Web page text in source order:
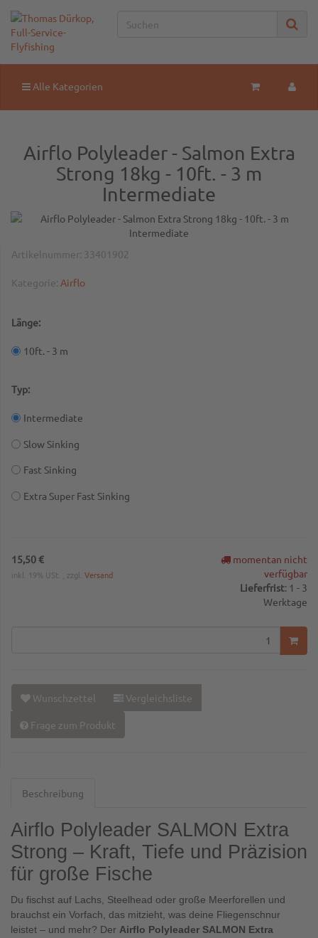
Alle Kategorien
Airflo Polyleader - Salmon Extra
Strong 18kg - 10ft. - 3 m
Intermediate
Artikelnummer: 33401902
Kategorie: Airflo
Länge:
10ft. - 3 m
Typ:
Intermediate
Slow Sinking
Fast Sinking
Extra Super Fast Sinking
15,50 €
inkl. 19% USt. , zzgl. Versand
momentan nicht
verfügbar
Lieferfrist: 1 - 3
Werktage
Wunschzettel Vergleichsliste
Frage zum Produkt
Beschreibung
Airflo Polyleader SALMON Extra
Strong – Kraft, Tiefe und Präzision
für große Fische
Du fischst auf Lachs, Steelhead oder große Meerforellen und
brauchst ein Vorfach, das mitzieht, was deine Fliegenschnur
leistet – und mehr? Der Airflo Polyleader SALMON Extra